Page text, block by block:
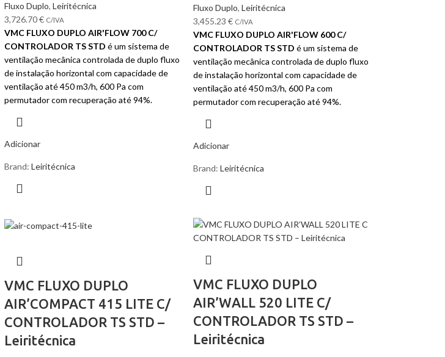
Fluxo Duplo, Leiritécnica
3,726.70€ C/IVA
VMC FLUXO DUPLO AIR'FLOW 700 C/
CONTROLADOR TS STD é um sistema de
ventilação mecânica controlada de duplo fluxo
de instalação horizontal com capacidade de
ventilação até 450 m3/h, 600 Pa com
permutador com recuperação até 94%.
Adicionar
Brand: Leiritécnica
Fluxo Duplo, Leiritécnica
3,455.23€ C/IVA
VMC FLUXO DUPLO AIR'FLOW 600 C/
CONTROLADOR TS STDé um sistema de
ventilação mecânica controlada de duplo fluxo
de instalação horizontal com capacidade de
ventilação até 450 m3/h, 600 Pa com
permutador com recuperação até 94%.
Adicionar
Brand:Leiritécnica
VMC FLUXO DUPLO
AIR’COMPACT 415 LITE C/
CONTROLADOR TS STD –
Leiritécnica
VMC FLUXO DUPLO
AIR’WALL 520 LITE C/
CONTROLADOR TS STD –
Leiritécnica